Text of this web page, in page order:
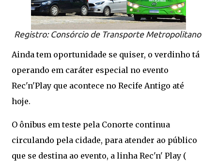
Registro: Consórcio de Transporte Metropolitano
Ainda tem oportunidade se quiser, o verdinho tá
operando em caráter especial no evento
Rec'n'Play que acontece no Recife Antigo até
hoje.
O ônibus em teste pela Conorte continua
circulando pela cidade, para atender ao público
que se destina ao evento, a linha Rec'n' Play (